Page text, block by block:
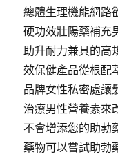
總體生理機能網路
硬功效壯陽藥補充
助升耐力兼具的高
效保健產品從根配
品牌女性私密處讓
治療男性營養素來
不會增添您的助勃
藥物可以嘗試助勃